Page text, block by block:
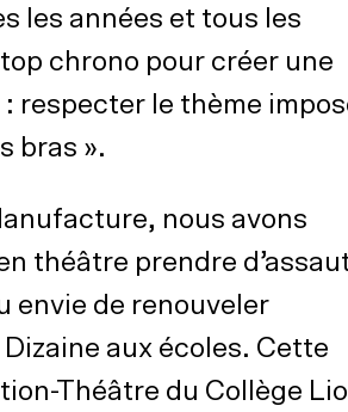
les années et tous les
chrono pour créer une
respecter le thème
bras ».
nous avons
théâtre prendre
envie de renouveler
aux écoles. Cette
Théâtre du Collège